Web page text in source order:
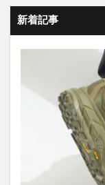
新着記事